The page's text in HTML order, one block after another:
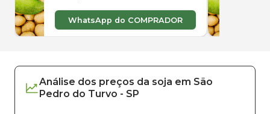
WhatsApp do COMPRADOR
Análise dos preços da soja em São
Pedro do Turvo - SP